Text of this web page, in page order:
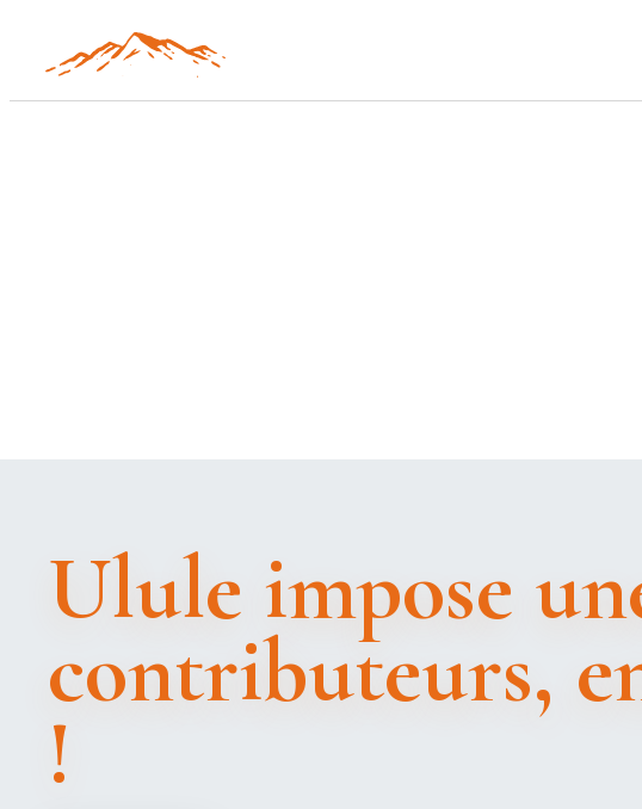
Ulule impose
contributeurs,
!